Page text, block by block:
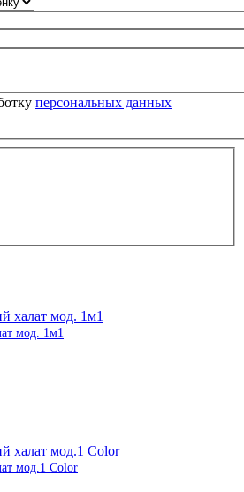
персональных данных
мод. 1м1
мод.1 Color